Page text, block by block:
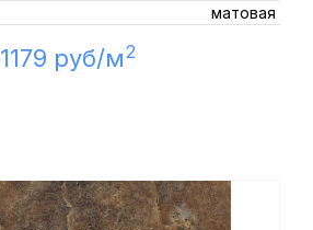
матовая
1179 руб/м2